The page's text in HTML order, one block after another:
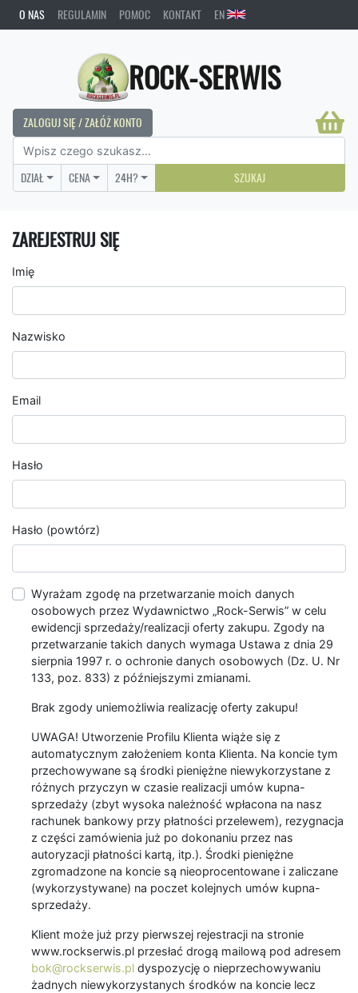
O NAS REGULAMIN POMOC KONTAKT EN
ROCK-SERWIS
ZALOGUJ SIĘ / ZAŁÓŻ KONTO
DZIAŁ CENA 24H? SZUKAJ
ZAREJESTRUJ SIĘ
Imię
Nazwisko
Email
Hasło
Hasło (powtórz)
Wyrażam zgodę na przetwarzanie moich danych
osobowych przez Wydawnictwo „Rock-Serwis” w celu
ewidencji sprzedaży/realizacji oferty zakupu. Zgody na
przetwarzanie takich danych wymaga Ustawa z dnia 29
sierpnia 1997 r. o ochronie danych osobowych (Dz. U. Nr
133, poz. 833) z późniejszymi zmianami.
Brak zgody uniemożliwia realizację oferty zakupu!
UWAGA! Utworzenie Profilu Klienta wiąże się z
automatycznym założeniem konta Klienta. Na koncie tym
przechowywane są środki pieniężne niewykorzystane z
różnych przyczyn w czasie realizacji umów kupna-
sprzedaży (zbyt wysoka należność wpłacona na nasz
rachunek bankowy przy płatności przelewem), rezygnacja
z części zamówienia już po dokonaniu przez nas
autoryzacji płatności kartą, itp.). Środki pieniężne
zgromadzone na koncie są nieoprocentowane i zaliczane
(wykorzystywane) na poczet kolejnych umów kupna-
sprzedaży.
Klient może już przy pierwszej rejestracji na stronie
www.rockserwis.pl przesłać drogą mailową pod adresem
bok@rockserwis.pl dyspozycję o nieprzechowywaniu
żadnych niewykorzystanych środków na koncie lecz